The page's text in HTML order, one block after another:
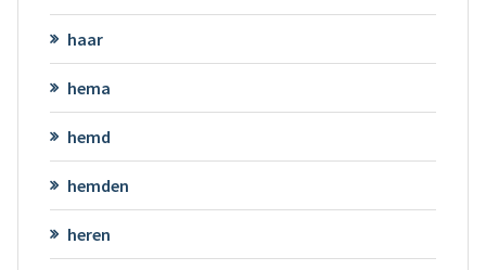
haar
hema
hemd
hemden
heren